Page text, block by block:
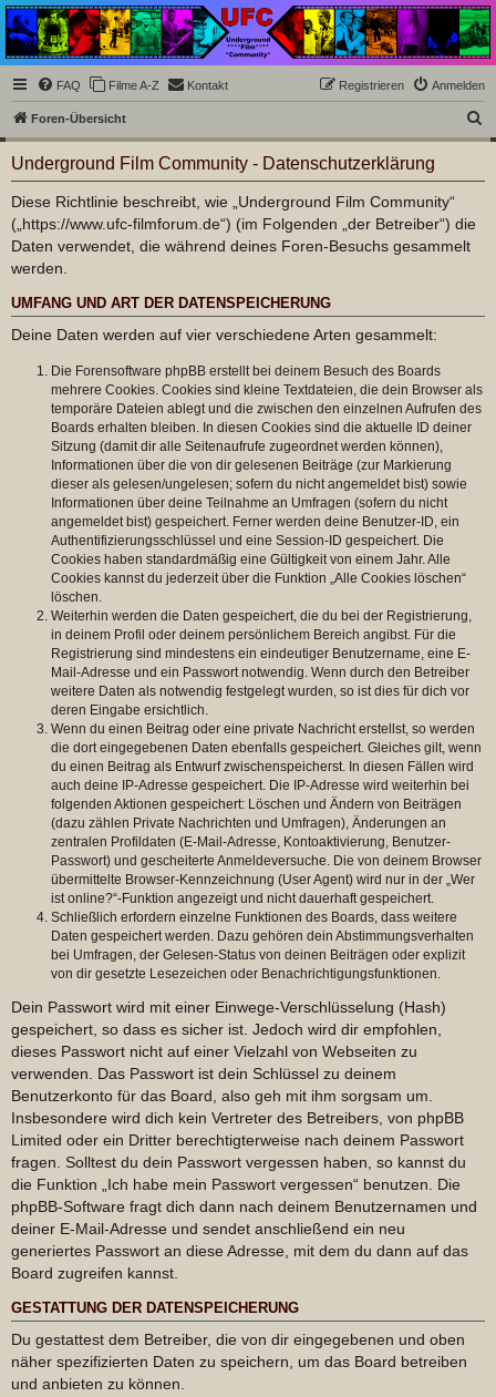
Underground Film
Community
Die Underground Film Community ist ein deutschsprachiges Filmforum und ein Paradies
für Cineasten und Filmsüchtige jenseits des Mainstreams.
FAQ Filme A-Z Kontakt Anmelden
Registrieren
Foren-Übersicht
u
Underground Film Community - Datenschutzerklärung
Diese Richtlinie beschreibt, wie „Underground Film Community“
(„https://www.ufc-filmforum.de“) (im Folgenden „der Betreiber“) die
Daten verwendet, die während deines Foren-Besuchs gesammelt
werden.
UMFANG UND ART DER DATENSPEICHERUNG
Deine Daten werden auf vier verschiedene Arten gesammelt:
Die Forensoftware phpBB erstellt bei deinem Besuch des Boards
mehrere Cookies. Cookies sind kleine Textdateien, die dein Browser als
temporäre Dateien ablegt und die zwischen den einzelnen Aufrufen des
Boards erhalten bleiben. In diesen Cookies sind die aktuelle ID deiner
Sitzung (damit dir alle Seitenaufrufe zugeordnet werden können),
Informationen über die von dir gelesenen Beiträge (zur Markierung
dieser als gelesen/ungelesen; sofern du nicht angemeldet bist) sowie
Informationen über deine Teilnahme an Umfragen (sofern du nicht
angemeldet bist) gespeichert. Ferner werden deine Benutzer-ID, ein
Authentifizierungsschlüssel und eine Session-ID gespeichert. Die
Cookies haben standardmäßig eine Gültigkeit von einem Jahr. Alle
Cookies kannst du jederzeit über die Funktion „Alle Cookies löschen“
löschen.
Weiterhin werden die Daten gespeichert, die du bei der Registrierung,
in deinem Profil oder deinem persönlichem Bereich angibst. Für die
Registrierung sind mindestens ein eindeutiger Benutzername, eine E-
Mail-Adresse und ein Passwort notwendig. Wenn durch den Betreiber
weitere Daten als notwendig festgelegt wurden, so ist dies für dich vor
deren Eingabe ersichtlich.
Wenn du einen Beitrag oder eine private Nachricht erstellst, so werden
die dort eingegebenen Daten ebenfalls gespeichert. Gleiches gilt, wenn
du einen Beitrag als Entwurf zwischenspeicherst. In diesen Fällen wird
auch deine IP-Adresse gespeichert. Die IP-Adresse wird weiterhin bei
folgenden Aktionen gespeichert: Löschen und Ändern von Beiträgen
(dazu zählen Private Nachrichten und Umfragen), Änderungen an
zentralen Profildaten (E-Mail-Adresse, Kontoaktivierung, Benutzer-
Passwort) und gescheiterte Anmeldeversuche. Die von deinem Browser
übermittelte Browser-Kennzeichnung (User Agent) wird nur in der „Wer
ist online?“-Funktion angezeigt und nicht dauerhaft gespeichert.
Schließlich erfordern einzelne Funktionen des Boards, dass weitere
Daten gespeichert werden. Dazu gehören dein Abstimmungsverhalten
bei Umfragen, der Gelesen-Status von deinen Beiträgen oder explizit
von dir gesetzte Lesezeichen oder Benachrichtigungsfunktionen.
Dein Passwort wird mit einer Einwege-Verschlüsselung (Hash)
gespeichert, so dass es sicher ist. Jedoch wird dir empfohlen,
dieses Passwort nicht auf einer Vielzahl von Webseiten zu
verwenden. Das Passwort ist dein Schlüssel zu deinem
Benutzerkonto für das Board, also geh mit ihm sorgsam um.
Insbesondere wird dich kein Vertreter des Betreibers, von phpBB
Limited oder ein Dritter berechtigterweise nach deinem Passwort
fragen. Solltest du dein Passwort vergessen haben, so kannst du
die Funktion „Ich habe mein Passwort vergessen“ benutzen. Die
phpBB-Software fragt dich dann nach deinem Benutzernamen und
deiner E-Mail-Adresse und sendet anschließend ein neu
generiertes Passwort an diese Adresse, mit dem du dann auf das
Board zugreifen kannst.
GESTATTUNG DER DATENSPEICHERUNG
Du gestattest dem Betreiber, die von dir eingegebenen und oben
näher spezifizierten Daten zu speichern, um das Board betreiben
und anbieten zu können.